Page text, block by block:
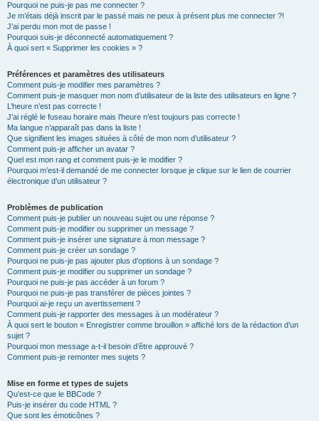
Pourquoi ne puis-je pas me connecter ?
Je m’étais déjà inscrit par le passé mais ne peux à présent plus me connecter ?!
J’ai perdu mon mot de passe !
Pourquoi suis-je déconnecté automatiquement ?
À quoi sert « Supprimer les cookies » ?
Préférences et paramètres des utilisateurs
Comment puis-je modifier mes paramètres ?
Comment puis-je masquer mon nom d’utilisateur de la liste des utilisateurs en ligne ?
L’heure n’est pas correcte !
J’ai réglé le fuseau horaire mais l’heure n’est toujours pas correcte !
Ma langue n’apparaît pas dans la liste !
Que signifient les images situées à côté de mon nom d’utilisateur ?
Comment puis-je afficher un avatar ?
Quel est mon rang et comment puis-je le modifier ?
Pourquoi m’est-il demandé de me connecter lorsque je clique sur le lien de courrier
électronique d’un utilisateur ?
Problèmes de publication
Comment puis-je publier un nouveau sujet ou une réponse ?
Comment puis-je modifier ou supprimer un message ?
Comment puis-je insérer une signature à mon message ?
Comment puis-je créer un sondage ?
Pourquoi ne puis-je pas ajouter plus d’options à un sondage ?
Comment puis-je modifier ou supprimer un sondage ?
Pourquoi ne puis-je pas accéder à un forum ?
Pourquoi ne puis-je pas transférer de pièces jointes ?
Pourquoi ai-je reçu un avertissement ?
Comment puis-je rapporter des messages à un modérateur ?
À quoi sert le bouton « Enregistrer comme brouillon » affiché lors de la rédaction d’un
sujet ?
Pourquoi mon message a-t-il besoin d’être approuvé ?
Comment puis-je remonter mes sujets ?
Mise en forme et types de sujets
Qu’est-ce que le BBCode ?
Puis-je insérer du code HTML ?
Que sont les émoticônes ?